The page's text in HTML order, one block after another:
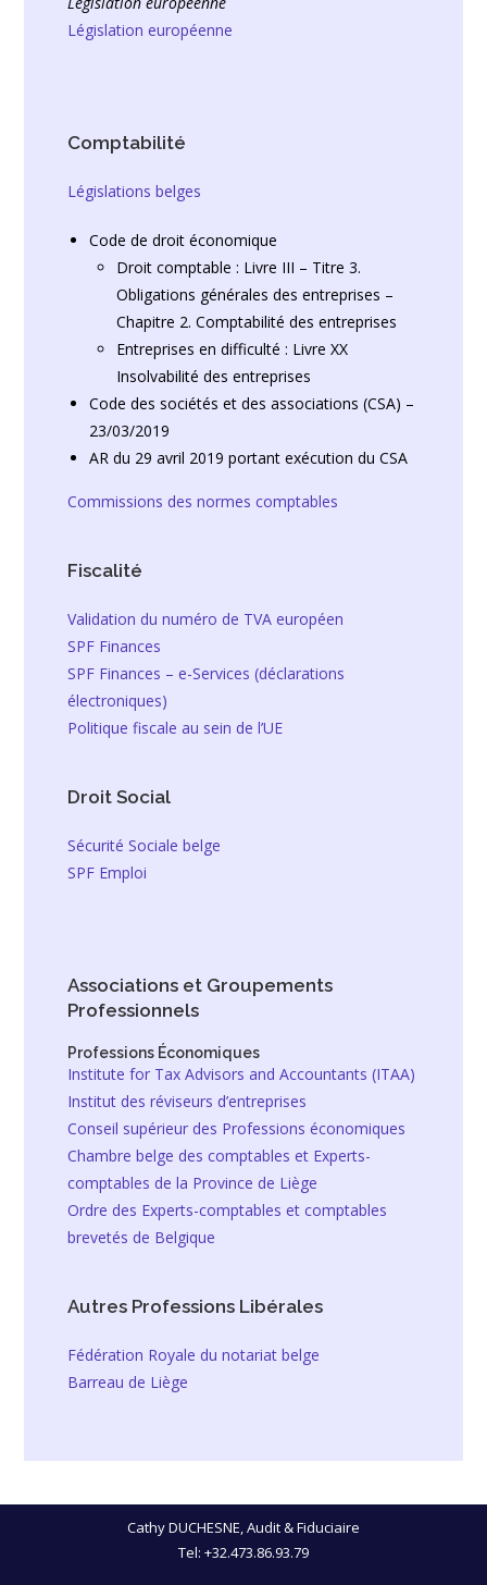
Législation européenne
Comptabilité
Législations belges
Code de droit économique
Droit comptable : Livre III – Titre 3.
Obligations générales des entreprises –
Chapitre 2. Comptabilité des entreprises
Entreprises en difficulté : Livre XX
Insolvabilité des entreprises
Code des sociétés et des associations (CSA) –
23/03/2019
AR du 29 avril 2019 portant exécution du CSA
Commissions des normes comptables
Fiscalité
Validation du numéro de TVA européen
SPF Finances
SPF Finances – e-Services (déclarations
électroniques)
Politique fiscale au sein de l’UE
Droit Social
Sécurité Sociale belge
SPF Emploi
Associations et Groupements
Professionnels
Professions Économiques
Institute for Tax Advisors and Accountants (ITAA)
Institut des réviseurs d’entreprises
Conseil supérieur des Professions économiques
Chambre belge des comptables et Experts-
comptables de la Province de Liège
Ordre des Experts-comptables et comptables
brevetés de Belgique
Autres Professions Libérales
Fédération Royale du notariat belge
Barreau de Liège
Cathy DUCHESNE, Audit & Fiduciaire
Tel: +32.473.86.93.79